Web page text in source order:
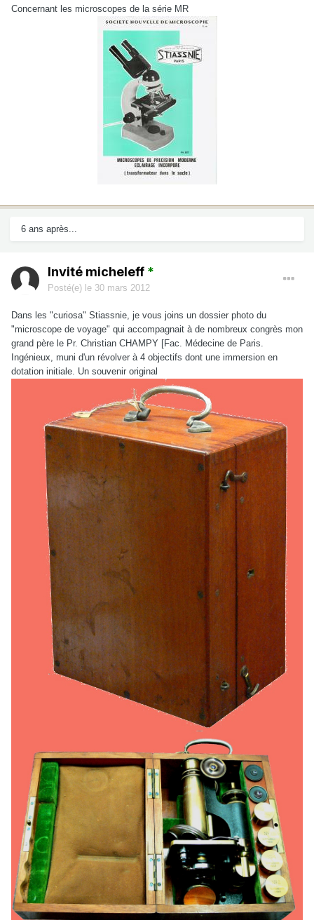
Concernant les microscopes de la série MR
6 ans après...
Invité micheleff *
Posté(e) le 30 mars 2012
Dans les "curiosa" Stiassnie, je vous joins un dossier photo du
"microscope de voyage" qui accompagnait à de nombreux congrès mon
grand père le Pr. Christian CHAMPY [Fac. Médecine de Paris.
Ingénieux, muni d'un révolver à 4 objectifs dont une immersion en
dotation initiale. Un souvenir original